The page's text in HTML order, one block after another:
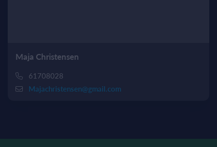
Maja Christensen
61708028
Majachristensen@gmail.com